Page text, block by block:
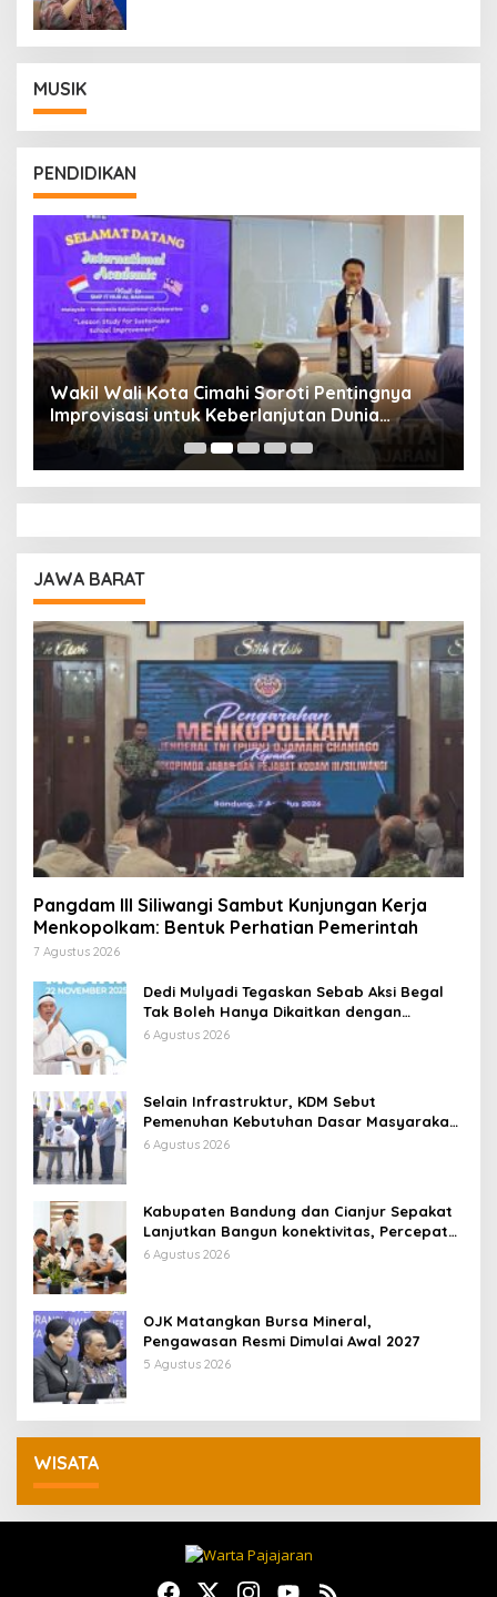
MUSIK
PENDIDIKAN
Wakil Wali Kota Cimahi Soroti Pentingnya
Improvisasi untuk Keberlanjutan Dunia
Pendidikan
JAWA BARAT
Pangdam III Siliwangi Sambut Kunjungan Kerja
Menkopolkam: Bentuk Perhatian Pemerintah
7 Agustus 2026
Dedi Mulyadi Tegaskan Sebab Aksi Begal
Tak Boleh Hanya Dikaitkan dengan
Ekonomi
6 Agustus 2026
Selain Infrastruktur, KDM Sebut
Pemenuhan Kebutuhan Dasar Masyarakat
Jadi Fokus APBD Jabar 2027
6 Agustus 2026
Kabupaten Bandung dan Cianjur Sepakat
Lanjutkan Bangun konektivitas, Percepat
Pertumbuhan Ekonomi Daerah
6 Agustus 2026
OJK Matangkan Bursa Mineral,
Pengawasan Resmi Dimulai Awal 2027
5 Agustus 2026
WISATA